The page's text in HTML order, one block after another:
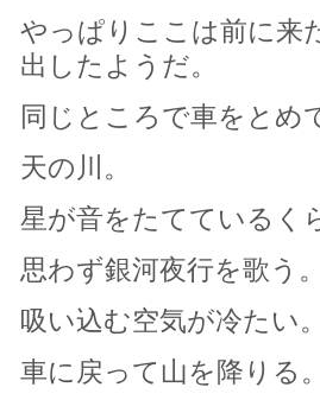
やっぱりここは前に来
出したようだ。
同じところで車をとめ
天の川。
星が音をたてているく
思わず銀河夜行を歌う。
吸い込む空気が冷たい。
車に戻って山を降りる。